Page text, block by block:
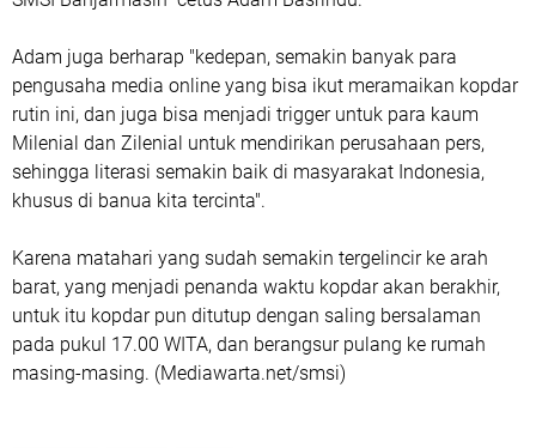
Adam juga berharap "kedepan, semakin banyak para
pengusaha media online yang bisa ikut meramaikan kopdar
rutin ini, dan juga bisa menjadi trigger untuk para kaum
Milenial dan Zilenial untuk mendirikan perusahaan pers,
sehingga literasi semakin baik di masyarakat Indonesia,
khusus di banua kita tercinta".
Karena matahari yang sudah semakin tergelincir ke arah
barat, yang menjadi penanda waktu kopdar akan berakhir,
untuk itu kopdar pun ditutup dengan saling bersalaman
pada pukul 17.00 WITA, dan berangsur pulang ke rumah
masing-masing. (Mediawarta.net/smsi)